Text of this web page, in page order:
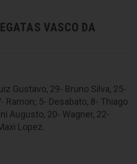
VASCO DA
Gustavo, 29- Bruno Silva, 25-
Ramon; 5- Desabato, 8- Thiago
Augusto, 20- Wagner, 22-
Lopez.